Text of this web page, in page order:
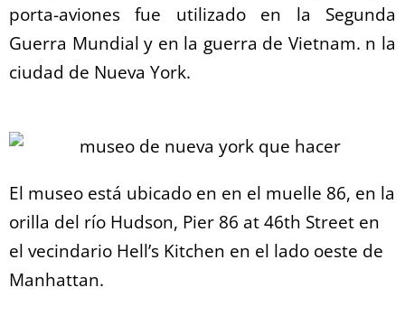
porta-aviones fue utilizado en la Segunda
Guerra Mundial y en la guerra de Vietnam. n la
ciudad de Nueva York.
El museo está ubicado en en el muelle 86, en la
orilla del río Hudson, Pier 86 at 46th Street en
el vecindario Hell’s Kitchen en el lado oeste de
Manhattan.